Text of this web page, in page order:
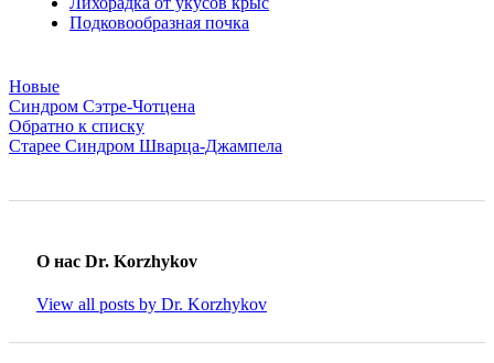
Подковообразная почка
Новые
Синдром Сэтре-Чотцена
Обратно к списку
Старее Синдром Шварца-Джампела
О нас Dr. Korzhykov
View all posts by Dr. Korzhykov